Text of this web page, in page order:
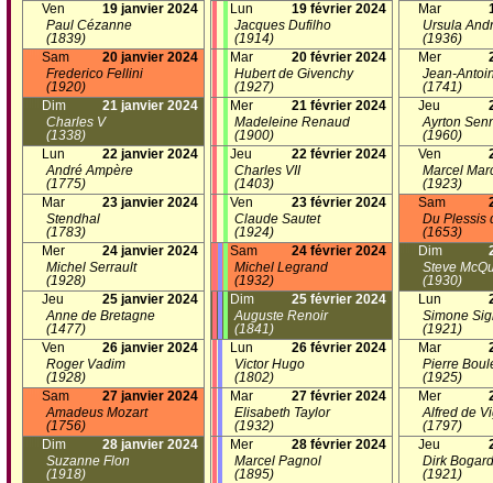
Ven
19 janvier 2024
Paul Cézanne
(1839)
Sam
20 janvier 2024
Frederico Fellini
(1920)
Dim
21 janvier 2024
Charles V
(1338)
Lun
22 janvier 2024
André Ampère
(1775)
Mar
23 janvier 2024
Stendhal
(1783)
Mer
24 janvier 2024
Michel Serrault
(1928)
Jeu
25 janvier 2024
Anne de Bretagne
(1477)
Ven
26 janvier 2024
Roger Vadim
(1928)
Sam
27 janvier 2024
Amadeus Mozart
(1756)
Dim
28 janvier 2024
Suzanne Flon
(1918)
Lun
19 février 2024
Jacques Dufilho
(1914)
Mar
20 février 2024
Hubert de Givenchy
(1927)
Mer
21 février 2024
Madeleine Renaud
(1900)
Jeu
22 février 2024
Charles VII
(1403)
Ven
23 février 2024
Claude Sautet
(1924)
Sam
24 février 2024
Michel Legrand
(1932)
Dim
25 février 2024
Auguste Renoir
(1841)
Lun
26 février 2024
Victor Hugo
(1802)
Mar
27 février 2024
Elisabeth Taylor
(1932)
Mer
28 février 2024
Marcel Pagnol
(1895)
Mar
Ursula
(1936)
Mer
Jean-
(1741)
Jeu
Ayrton
(1960)
Ven
Marcel
(1923)
Sam
Du Plessis
(1653)
Dim
Steve
(1930)
Lun
Simone
(1921)
Mar
Pierre
(1925)
Mer
Alfred de
(1797)
Jeu
Dirk
(1921)